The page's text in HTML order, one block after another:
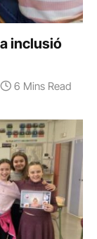
inclusió
6 Mins Read